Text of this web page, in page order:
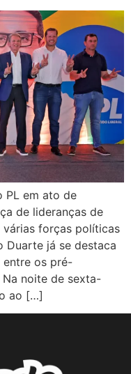
PL em ato de
de lideranças de
várias forças políticas
Duarte já se destaca
entre os pré-
noite de sexta-
ao […]